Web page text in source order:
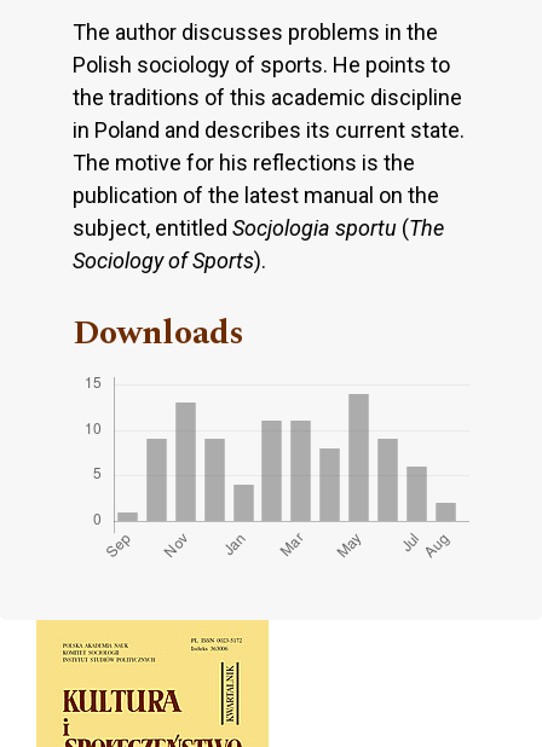
The author discusses problems in the
Polish sociology of sports. He points to
the traditions of this academic discipline
in Poland and describes its current state.
The motive for his reflections is the
publication of the latest manual on the
subject, entitled Socjologia sportu (The
Sociology of Sports).
Downloads
Cover image